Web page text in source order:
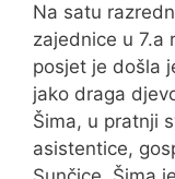
Na satu
zajednice u 7.a
posjet je došla
jako draga
Šima, u pratnji
asistentice,